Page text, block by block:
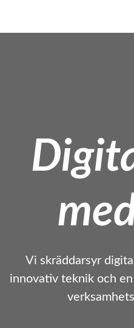
Vi skräddarsyr
innovativ teknik och